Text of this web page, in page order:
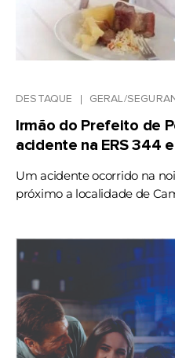
DESTAQUE GERAL/
Irmão do Prefeito de
acidente na ERS 344
Um acidente ocorrido na
próximo a localidade de